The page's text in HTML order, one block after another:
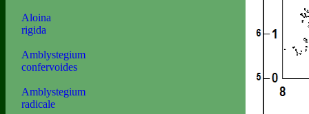
Aloina
rigida
Amblystegium
confervoides
Amblystegium
radicale